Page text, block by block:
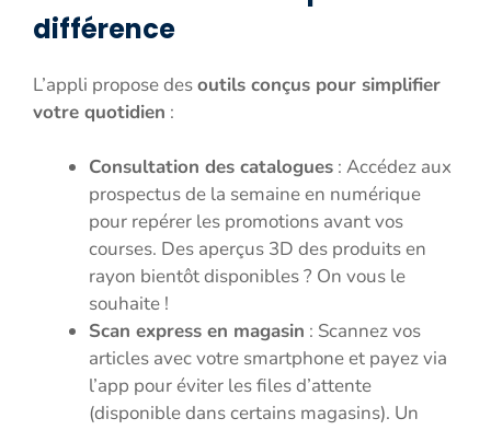
différence
L’appli propose desoutils conçus pour simplifier
votre quotidien :
Consultation des catalogues : Accédez aux
prospectus de la semaine en numérique
pour repérer les promotions avant vos
courses. Des aperçus 3D des produits en
rayon bientôt disponibles ? On vous le
souhaite !
Scan express en magasin : Scannez vos
articles avec votre smartphone et payez via
l’app pour éviter les files d’attente
(disponible dans certains magasins). Un